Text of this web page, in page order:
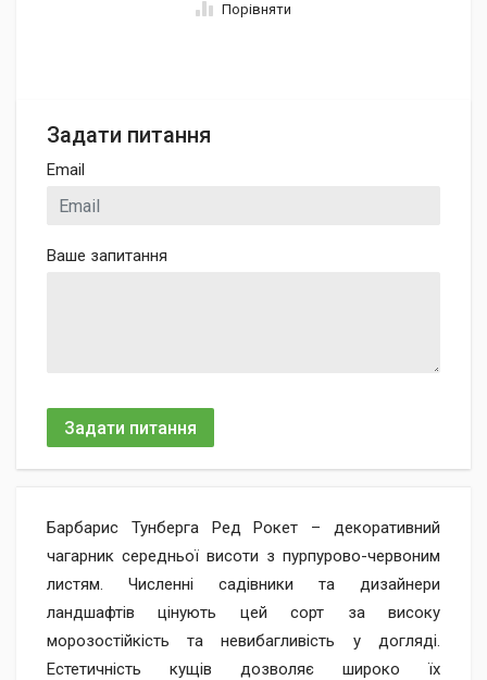
Порівняти
Задати питання
Email
Ваше запитання
Задати питання
Барбарис Тунберга Ред Рокет – декоративний
чагарник середньої висоти з пурпурово-червоним
листям. Численні садівники та дизайнери
ландшафтів цінують цей сорт за високу
морозостійкість та невибагливість у догляді.
Естетичність кущів дозволяє широко їх